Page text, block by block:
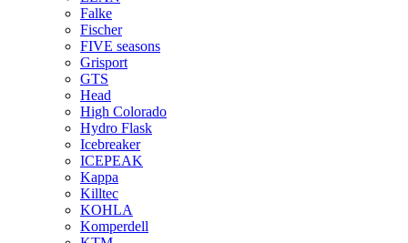
Falke
Fischer
FIVE seasons
Grisport
GTS
Head
High Colorado
Hydro Flask
Icebreaker
ICEPEAK
Kappa
Killtec
KOHLA
Komperdell